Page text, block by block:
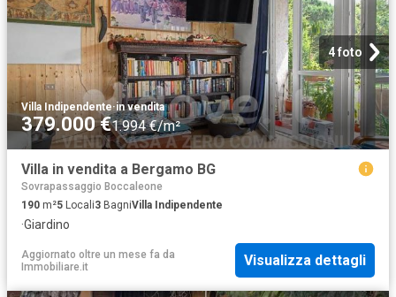
4 foto
Villa Indipendente·in vendita
379.000 €1.994 €/m²
Villa in vendita a Bergamo BG
Sovrapassaggio Boccaleone
190 m²5 Locali3 BagniVilla Indipendente
·Giardino
Aggiornato oltre un mese fa da
Immobiliare.it
Visualizza dettagli